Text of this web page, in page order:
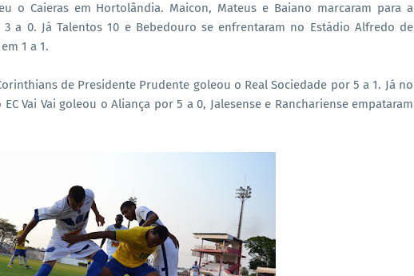
o Caieras em Hortolândia. Maicon, Mateus e Baiano marcaram para a
a 0. Já Talentos 10 e Bebedouro se enfrentaram no Estádio Alfredo de
1 a 1.
de Presidente Prudente goleou o Real Sociedade por 5 a 1. Já no
Vai Vai goleou o Aliança por 5 a 0, Jalesense e Ranchariense empataram